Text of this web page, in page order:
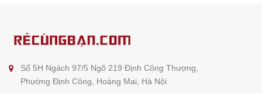
Số 5H Ngách 97/5 Ngõ 219 Định Công Thượng,
Phường Định Công, Hoàng Mai, Hà Nội